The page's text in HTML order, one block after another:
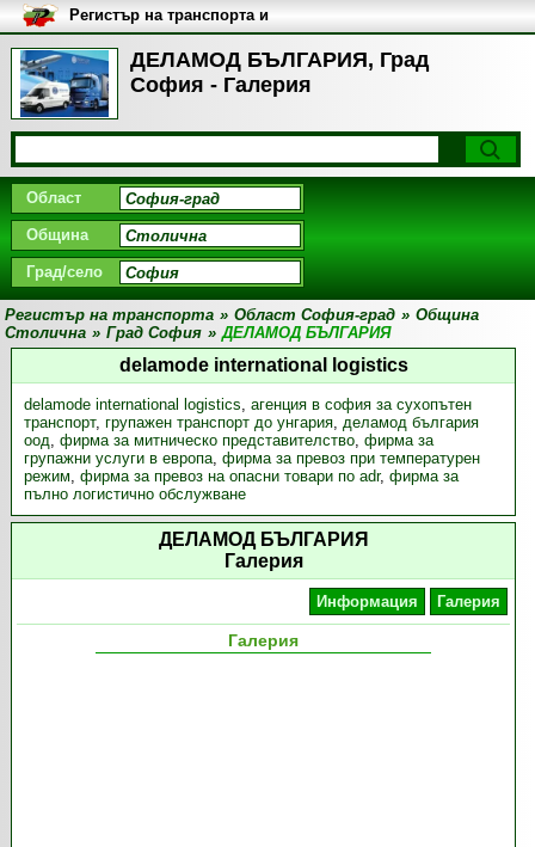
ДЕЛАМОД БЪЛГАРИЯ, Град
София - Галерия
Регистър на транспорта и
транспортните фирми в
България
Област
Община
Град/село
Регистър на транспорта » Област София-град » Община
Столична » Град София » ДЕЛАМОД БЪЛГАРИЯ
delamode international logistics
delamode international logistics, агенция в софия за сухопътен
транспорт, групажен транспорт до унгария, деламод българия
оод, фирма за митническо представителство, фирма за
групажни услуги в европа, фирма за превоз при температурен
режим, фирма за превоз на опасни товари по adr, фирма за
пълно логистично обслужване
ДЕЛАМОД БЪЛГАРИЯ
Галерия
Информация Галерия
Галерия